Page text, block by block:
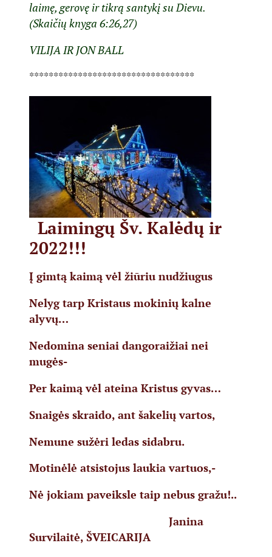
laimę, gerovę ir tikrą santykį su Dievu.
(Skaičių knyga 6:26,27)
VILIJA IR JON BALL
**********************************
Laimingų Šv. Kalėdų ir
2022!!!
Į gimtą kaimą vėl žiūriu nudžiugus
Nelyg tarp Kristaus mokinių kalne
alyvų…
Nedomina seniai dangoraižiai nei
mugės-
Per kaimą vėl ateina Kristus gyvas…
Snaigės skraido, ant šakelių vartos,
Nemune sužėri ledas sidabru.
Motinėlė atsistojus laukia vartuos,-
Nė jokiam paveiksle taip nebus gražu!..
Janina
Survilaitė, ŠVEICARIJA